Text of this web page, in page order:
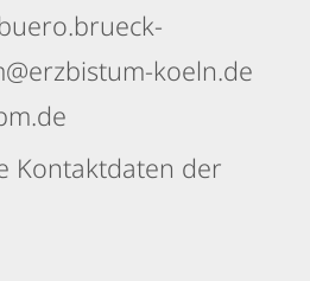
koeln.de
Kontaktdaten der